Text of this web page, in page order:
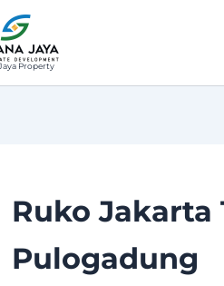
Property
Ruko
Pulogadung